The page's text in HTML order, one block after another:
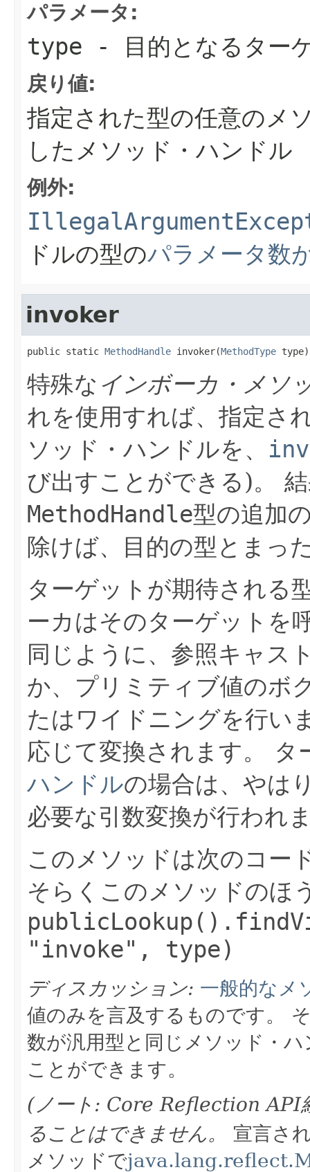
パラメータ:
type - 目的となるター
戻り値:
指定された型の任意のメ
したメソッド・ハンドル
例外:
ドルの型のパラメータ数
invoker
public static MethodHandle invoker(MethodType type)
特殊な インボーカ・メソ
れを使用すれば、指定さ
ソッド・ハンドルを、
び出すことができる)。
MethodHandle型の追加
除けば、目的の型とまっ
ターゲットが期待される
ーカはそのターゲットを
同じように、参照キャス
か、プリミティブ値のボ
たはワイドニングを行い
応じて変換されます。
タ
ハンドルの場合は、やは
必要な引数変換が行われ
このメソッドは次のコー
そらくこのメソッドのほ
"invoke", type)
ディスカッション: 一般的なメ
値のみを言及するものです。
数が汎用型と同じメソッド・
ことができます。
(ノート: Core Reflection API
ることはできません。
宣言さ
メソッドで